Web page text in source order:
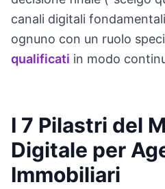
canali digitali
ognuno con un ruolo
qualificati in modo
I 7 Pilastri del
Digitale per
Immobiliari